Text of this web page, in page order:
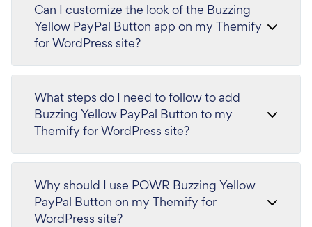
Can I customize the look of the Buzzing
Yellow PayPal Button app on my Themify
for WordPress site?
What steps do I need to follow to add
Buzzing Yellow PayPal Button to my
Themify for WordPress site?
Why should I use POWR Buzzing Yellow
PayPal Button on my Themify for
WordPress site?